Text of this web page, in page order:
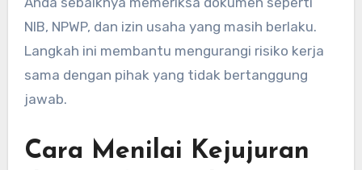
NIB, NPWP, dan izin usaha yang masih berlaku.
Langkah ini membantu mengurangi risiko kerja
sama dengan pihak yang tidak bertanggung
jawab.
Cara Menilai Kejujuran